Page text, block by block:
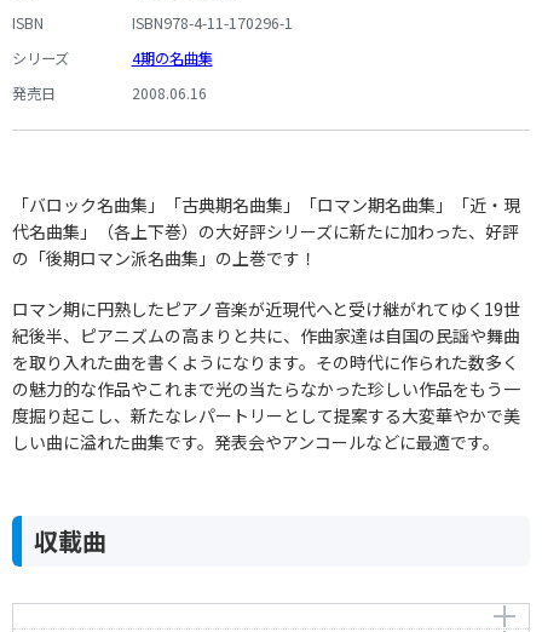
ISBN
ISBN978-4-11-170296-1
シリーズ
4期の名曲集
発売日
2008.06.16
「バロック名曲集」「古典期名曲集」「ロマン期名曲集」「近・現
代名曲集」（各上下巻）の大好評シリーズに新たに加わった、好評
の「後期ロマン派名曲集」の上巻です！
ロマン期に円熟したピアノ音楽が近現代へと受け継がれてゆく19世
紀後半、ピアニズムの高まりと共に、作曲家達は自国の民謡や舞曲
を取り入れた曲を書くようになります。その時代に作られた数多く
の魅力的な作品やこれまで光の当たらなかった珍しい作品をもう一
度掘り起こし、新たなレパートリーとして提案する大変華やかで美
しい曲に溢れた曲集です。発表会やアンコールなどに最適です。
収載曲
アルバムの綴り 無言歌 ホ長調